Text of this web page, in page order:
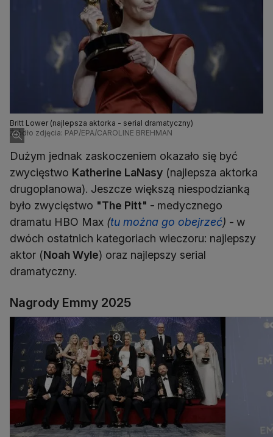
Britt Lower (najlepsza aktorka - serial dramatyczny)
Źródło zdjęcia: PAP/EPA/CAROLINE BREHMAN
Dużym jednak zaskoczeniem okazało się być
zwycięstwo Katherine LaNasy (najlepsza aktorka
drugoplanowa). Jeszcze większą niespodzianką
było zwycięstwo "The Pitt" - medycznego
dramatu HBO Max (tu można go obejrzeć) - w
dwóch ostatnich kategoriach wieczoru: najlepszy
aktor (Noah Wyle) oraz najlepszy serial
dramatyczny.
Nagrody Emmy 2025